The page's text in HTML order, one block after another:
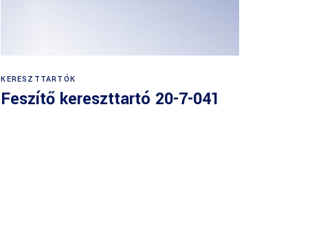
KERESZTTARTÓK
Feszítő kereszttartó 20-7-041